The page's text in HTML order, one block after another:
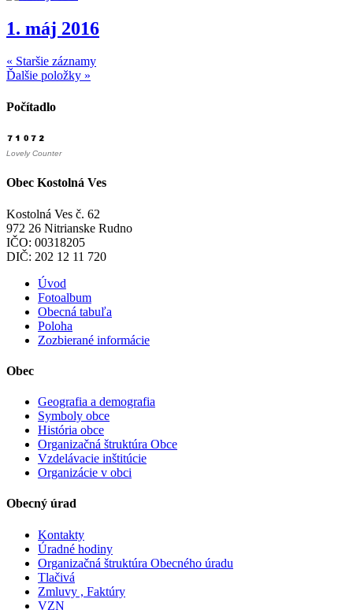
1. máj 2016
« Staršie záznamy
Ďalšie položky »
Počítadlo
Lovely Counter
Obec Kostolná Ves
Kostolná Ves č. 62
972 26 Nitrianske Rudno
IČO: 00318205
DIČ: 202 12 11 720
Úvod
Fotoalbum
Obecná tabuľa
Poloha
Zozbierané informácie
Obec
Geografia a demografia
Symboly obce
História obce
Organizačná štruktúra Obce
Vzdelávacie inštitúcie
Organizácie v obci
Obecný úrad
Kontakty
Úradné hodiny
Organizačná štruktúra Obecného úradu
Tlačivá
Zmluvy , Faktúry
VZN